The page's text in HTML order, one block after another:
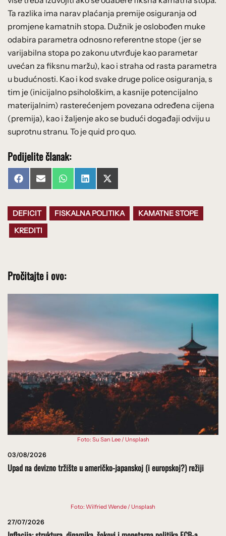
Ta razlika ima narav plaćanja premije osiguranja od
promjene kamatnih stopa. Dužnik je oslobođen muke
odabira parametra odnosno referentne stope (jer se
varijabilna stopa po zakonu utvrđuje kao parametar
uvećan za fiksnu maržu), kao i straha od rasta parametra
u budućnosti. Kao i kod svake druge police osiguranja, s
tim je (inicijalno psihološkim, a kasnije potencijalno
materijalnim) rasterećenjem povezana određena cijena
(premija), kao i žaljenje ako se budući događaji odviju u
suprotnu stranu. To je quid pro quo.
Podijelite članak:
Share
on
FacebookShare
on
Email Share
on
WhatsAppShare
on
LinkedInShare
on
X
(Twitter)
DEFICIT FISKALNA POLITIKA
KAMATNE STOPE
KREDITI
Pročitajte i ovo:
Foto: Su San Lee / Unsplash
03/08/2026
Upad na devizno tržište u američko-japanskoj (i europskoj?) režiji
Foto: Wilfried Wende / Unsplash
27/07/2026